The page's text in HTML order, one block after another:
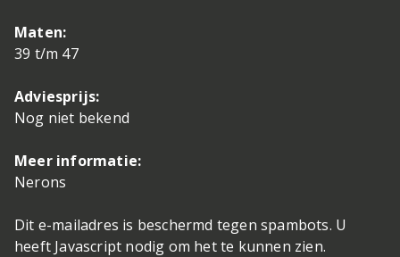
Maten:
39 t/m 47
Adviesprijs:
Nog niet bekend
Meer informatie:
Nerons
Dit e-mailadres is beschermd tegen spambots. U
heeft Javascript nodig om het te kunnen zien.